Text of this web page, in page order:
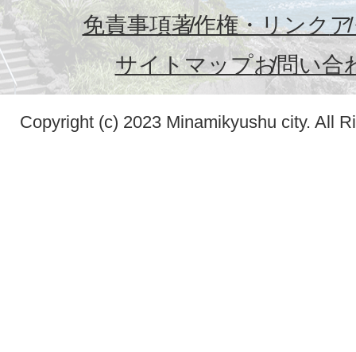
免責事項著作権・リンク
サイトマップお問い合
Copyright (c) 2023 Minamikyushu city. All